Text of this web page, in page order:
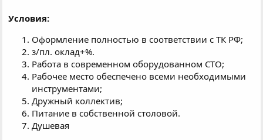
Условия:
Оформление полностью в соответствии с ТК РФ;
з/пл. оклад+%.
Работа в современном оборудованном СТО;
Рабочее место обеспечено всеми необходимыми
инструментами;
Дружный коллектив;
Питание в собственной столовой.
Душевая